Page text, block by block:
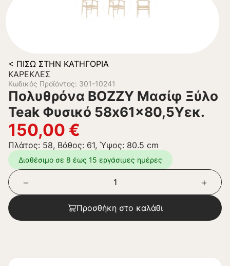
< ΠΊΣΩ ΣΤΗΝ ΚΑΤΗΓΟΡΊΑ
ΚΑΡΈΚΛΕΣ
Κωδικός Προϊόντος: 301-10241
Πολυθρόνα BOZZY Μασίφ Ξύλο
Teak Φυσικό 58x61x80,5Υεκ.
150,00 €
Πλάτος: 58, Βάθος: 61, Ύψος: 80.5 cm
Διαθέσιμο σε 8 έως 15 εργάσιμες ημέρες
Προσθήκη στο καλάθι